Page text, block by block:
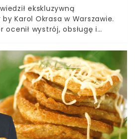
ekskluzywną
Karol Okrasa w Warszawie.
ocenił wystrój, obsługę i
za obiad w restauracji
youtuber na swoim kanale
YouTube, odwiedził luksusową
To jeden z najlepszych lokali
Polsce. Youtuber zamówił
i ocenił, czy warto zaznaczyć
mapie
Platter by Karol Okrasa
Emilii Plater w Warszawie,